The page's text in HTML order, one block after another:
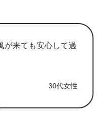
が来ても安心して過
30代女性